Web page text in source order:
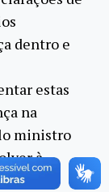
dentro e
estas
na
ministro
à
para o